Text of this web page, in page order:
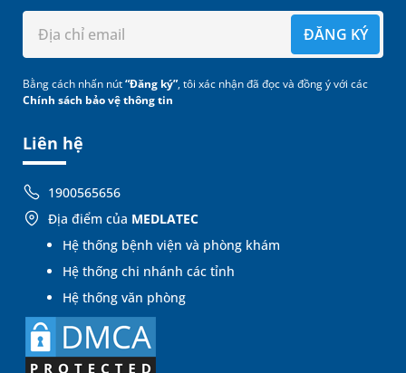
Liên hệ
1900565656
Địa điểm của MEDLATEC
Hệ thống bệnh viện và phòng khám
Hệ thống chi nhánh các tỉnh
Hệ thống văn phòng
ĐĂNG KÝ
Bằng cách nhấn nút“Đăng ký”, tôi xác nhận đã đọc và đồng ý với các
Chính sách bảo vệ thông tin